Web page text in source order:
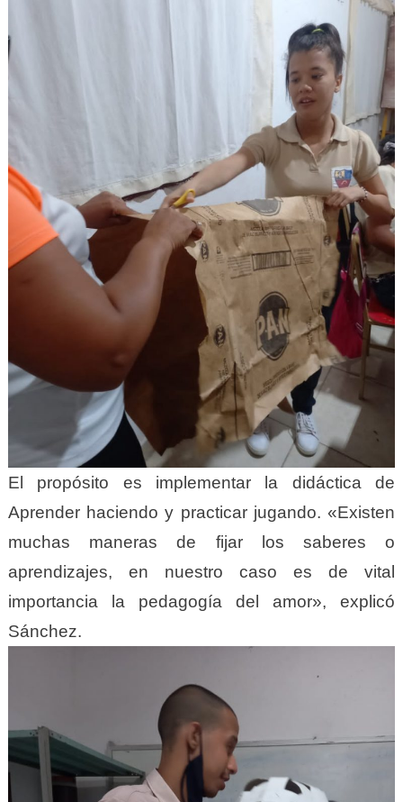
El propósito es implementar la didáctica de
Aprender haciendo y practicar jugando. «Existen
muchas maneras de fijar los saberes o
aprendizajes, en nuestro caso es de vital
importancia la pedagogía del amor», explicó
Sánchez.